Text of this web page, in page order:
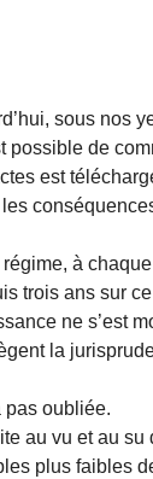
sous nos
possible de
est
à
trois ans sur
ne s’est
la
pas oubliée.
au vu et au
plus faibles